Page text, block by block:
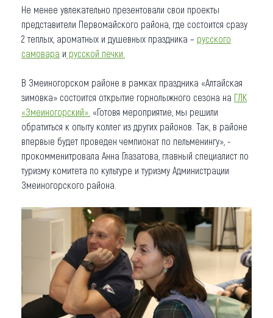
Не менее увлекательно презентовали свои проекты
представители Первомайского района, где состоится сразу
2 теплых, ароматных и душевных праздника – русского
самовара и русской печки.
В Змеиногорском районе в рамках праздника «Алтайская
зимовка» состоится открытие горнолыжного сезона на ГЛК
«Змеиногорский». «Готовя мероприятие, мы решили
обратиться к опыту коллег из других районов. Так, в районе
впервые будет проведен чемпионат по пельменингу», -
прокомменитровала Анна Глазатова, главный специалист по
туризму комитета по культуре и туризму Администрации
Змеиногорского района.